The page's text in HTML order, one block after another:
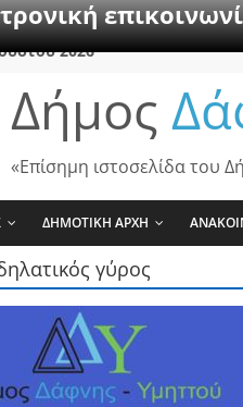
2026
Δήμος
«Επίσημη ιστοσελίδα του
ΔΗΜΟΤΙΚΗ ΑΡΧΗ
γύρος